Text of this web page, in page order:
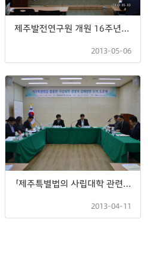
제주발전연구원 개원 16주년기념 세미나 관광객 1천만 시대를 대비한 제주관광의 질적성장 전략 모색
2013-05-06
「제주특별법의 사립대학 관련 특례 활용 방안」토론회
2013-04-11